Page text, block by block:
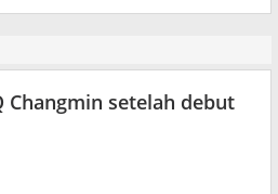
Changmin setelah debut